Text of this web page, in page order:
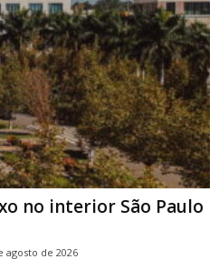
no interior São Paulo
agosto de 2026